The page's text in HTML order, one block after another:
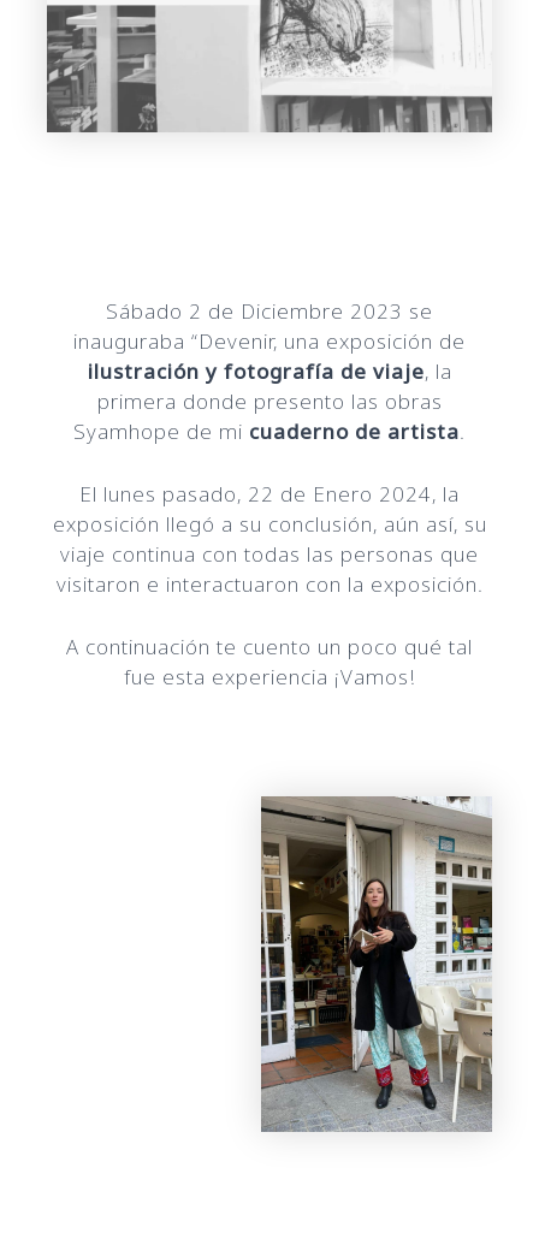
Sábado 2 de Diciembre 2023 se
inauguraba “Devenir, una exposición de
ilustración y fotografía de viaje, la
primera donde presento las obras
Syamhope de mi cuaderno de artista
El lunes pasado, 22 de Enero 2024, la
exposición llegó a su conclusión, aún así, su
viaje continua con todas las personas que
visitaron e interactuaron con la exposición.
A continuación te cuento un poco qué tal
fue esta experiencia ¡Vamos!